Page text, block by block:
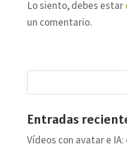
Lo siento, debes estar
un comentario.
Entradas
Vídeos con avatar e